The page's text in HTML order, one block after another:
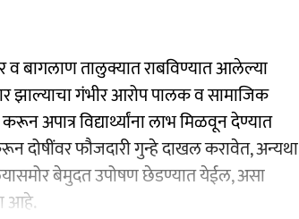
व बागलाण तालुक्यात राबविण्यात आलेल्या
झाल्याचा गंभीर आरोप पालक व सामाजिक
अपात्र विद्यार्थ्यांना लाभ मिळवून देण्यात
दोषींवर फौजदारी गुन्हे दाखल करावेत, अन्यथा
बेमुदत उपोषण छेडण्यात येईल, असा
आहे.